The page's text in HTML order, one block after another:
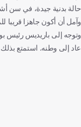
حالة بدنية جيدة، في سن
وآمل أن أكون جاهزا قريبا
وتوجه إلى باريديس رئيس
عاد إلى وطنه. استمتع